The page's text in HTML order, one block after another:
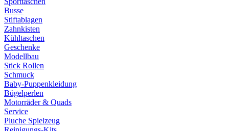
Busse
Stiftablagen
Zahnkisten
Kühltaschen
Geschenke
Modellbau
Stick Rollen
Schmuck
Baby-Puppenkleidung
Bügelperlen
Motorräder & Quads
Service
Pluche Spielzeug